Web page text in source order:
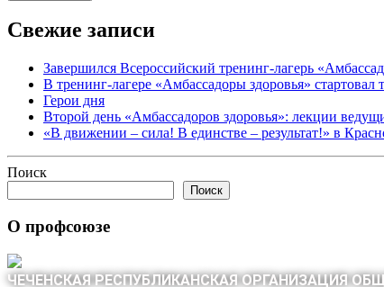
Свежие записи
Завершился Всероссийский тренинг-лагерь
В тренинг-лагере «Амбассадоры здоровья»
Герои дня
Второй день «Амбассадоров здоровья»: лекции
«В движении – сила! В единстве – результат!» в
Поиск
Поиск
О профсоюзе
ЧЕЧЕНСКАЯ РЕСПУБЛИКАНСКАЯ ОРГАНИЗАЦИЯ